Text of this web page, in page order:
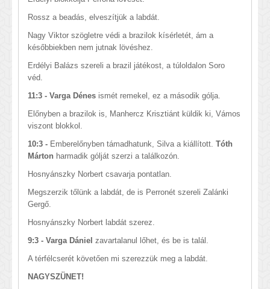
Rossz a beadás, elveszítjük a labdát.
Nagy Viktor szögletre védi a brazilok kísérletét, ám a
későbbiekben nem jutnak lövéshez.
Erdélyi Balázs szereli a brazil játékost, a túloldalon Soro
véd.
11:3 - Varga Dénes ismét remekel, ez a második gólja.
Előnyben a brazilok is, Manhercz Krisztiánt küldik ki, Vámos
viszont blokkol.
10:3 - Emberelőnyben támadhatunk, Silva a kiállított. Tóth
Márton harmadik gólját szerzi a találkozón.
Hosnyánszky Norbert csavarja pontatlan.
Megszerzik tőlünk a labdát, de is Perronét szereli Zalánki
Gergő.
Hosnyánszky Norbert labdát szerez.
9:3 - Varga Dániel zavartalanul lőhet, és be is talál.
A térfélcserét követően mi szerezzük meg a labdát.
NAGYSZÜNET!